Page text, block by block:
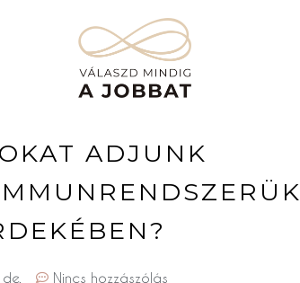
ADJUNK
Nincs hozzászólás